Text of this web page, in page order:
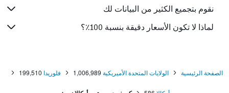
نقوم بتجميع الكثير من البيانات لك
لماذا لا تكون الأسعار دقيقة بنسبة 100٪؟
الصفحة الرئيسية الولايات المتحدة الأميريكية 1,006,989 فلوريدا 199,510